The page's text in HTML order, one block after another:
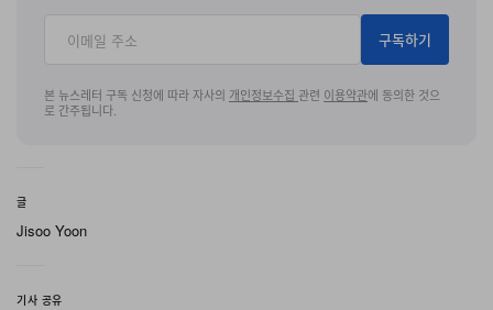
구독하기
본 뉴스레터 구독 신청에 따라 자사의 개인정보수집 관련 이용약관에 동의한 것으
로 간주됩니다.
글
Jisoo Yoon
기사 공유